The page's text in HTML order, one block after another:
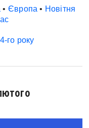
• Європа • Новітня
го року